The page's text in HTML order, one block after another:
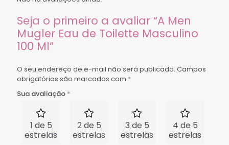
Seja o primeiro a avaliar “A Men
Mugler Eau de Toilette Masculino
100 Ml”
O seu endereço de e-mail não será publicado. Campos
obrigatórios são marcados com *
Sua avaliação *
1 de 5
estrelas
2 de 5
estrelas
3 de 5
estrelas
4 de 5
estrelas